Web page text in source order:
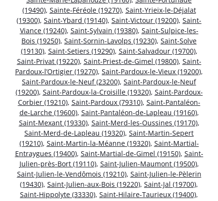
(19490), Sainte-Féréole (19270), Saint-Yrieix-le-Déjalat
(19300), Saint-Ybard (19140), Saint-Victour (19200), Saint-
Viance (19240), Saint-Sylvain (19380), Saint-Sulpice-les-
Bois (19250), Saint-Sornin-Lavolps (19230), Saint-Solve
(19130), Saint-Setiers (19290), Saint-Salvadour (19700),
Saint-Privat (19220), Saint-Priest-de-Gimel (19800), Saint-
Pardoux-l’Ortigier (19270), Saint-Pardoux-le-Vieux (19200),
Saint-Pardoux-le-Neuf (23200), Saint-Pardoux-le-Neuf
(19200), Saint-Pardoux-la-Croisille (19320), Saint-Pardoux-
Corbier (19210), Saint-Pardoux (79310), Saint-Pantaléon-
de-Larche (19600), Saint-Pantaléon-de-Lapleau (19160),
Saint-Mexant (19330), Saint-Merd-les-Oussines (19170),
Saint-Merd-de-Lapleau (19320), Saint-Martin-Sepert
(19210), Saint-Martin-la-Méanne (19320), Saint-Martial-
Entraygues (19400), Saint-Martial-de-Gimel (19150), Saint-
Julien-près-Bort (19110), Saint-Julien-Maumont (19500),
Saint-Julien-le-Vendômois (19210), Saint-Julien-le-Pèlerin
(19430), Saint-Julien-aux-Bois (19220), Saint-Jal (19700),
Saint-Hippolyte (33330), Saint-Hilaire-Taurieux (19400),